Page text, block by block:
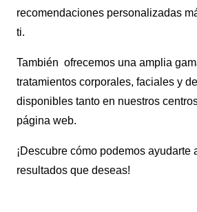
recomendaciones personalizadas
ti.
También ofrecemos una amplia
tratamientos corporales, faciales y
disponibles tanto en nuestros
página web.
¡Descubre cómo podemos ayudarte
resultados que deseas!